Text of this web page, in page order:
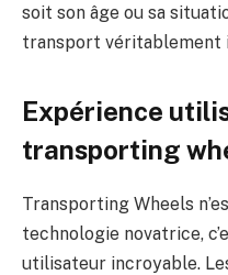
soit son âge ou sa
transport véritablement
Expérience
transporting
Transporting Wheels
technologie novatrice,
utilisateur incroyable.